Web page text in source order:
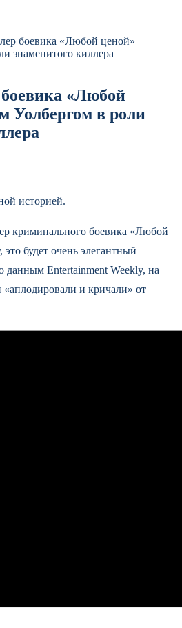
боевика «Любой ценой»
знаменитого киллера
«Любой
Уолбергом в роли
историей.
криминального боевика «Любой
будет очень элегантный
Entertainment Weekly, на
«аплодировали и кричали» от